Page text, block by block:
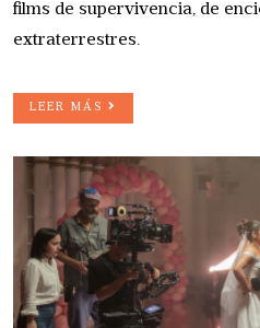
films de supervivencia, de
extraterrestres.
LEER MÁS